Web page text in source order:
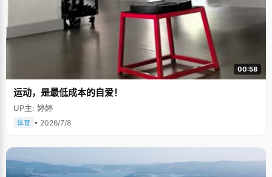
00:58
运动，是最低成本的自爱！
UP主: 婷婷
体育 • 2026/7/8